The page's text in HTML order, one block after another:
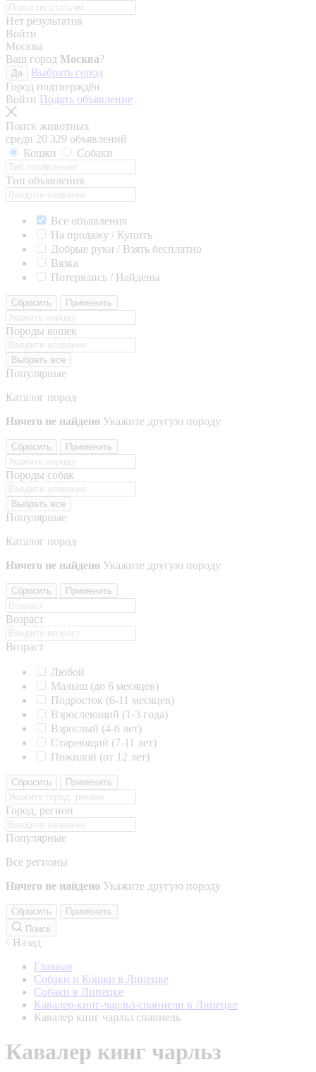
Нет результатов
Войти
Москва
Ваш город Москва?
Да
Выбрать город
Город подтверждён
Войти Подать объявление
Поиск животных
среди 20 329 объявлений
Кошки
Собаки
Тип объявления
Все объявления
На продажу / Купить
Добрые руки / Взять бесплатно
Вязка
Потерялись / Найдены
Сбросить Применить
Породы кошек
Выбрать все
Популярные
Каталог пород
Ничего не найдено Укажите другую породу
Сбросить Применить
Породы собак
Выбрать все
Популярные
Каталог пород
Ничего не найдено Укажите другую породу
Сбросить Применить
Возраст
Возраст
Любой
Малыш (до 6 месяцев)
Подросток (6-11 месяцев)
Взрослеющий (1-3 года)
Взрослый (4-6 лет)
Стареющий (7-11 лет)
Пожилой (от 12 лет)
Сбросить Применить
Город, регион
Популярные
Все регионы
Ничего не найдено Укажите другую породу
Сбросить
Применить
Поиск
Назад
Главная
Собаки и Кошки в Липецке
Собаки в Липецке
Кавалер-кинг-чарльз-спаниели в Липецке
Кавалер кинг чарльз спаниель
Кавалер кинг чарльз